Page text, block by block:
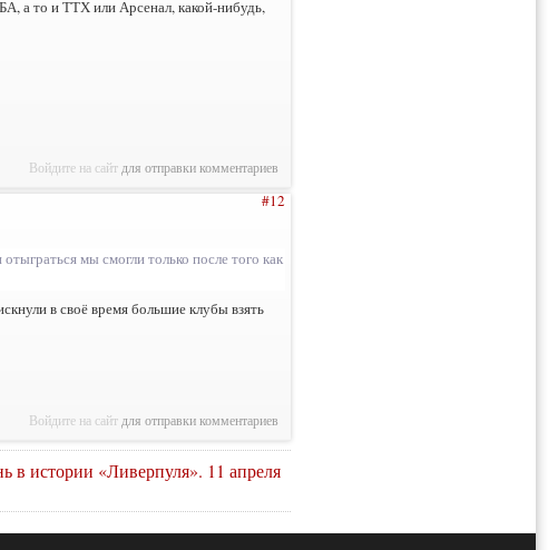
а то и ТТХ или Арсенал, какой-нибудь,
Войдите на сайт для отправки комментариев
#12
мы смогли только после того как
в своё время большие клубы взять
Войдите на сайт для отправки комментариев
в истории «Ливерпуля». 11 апреля